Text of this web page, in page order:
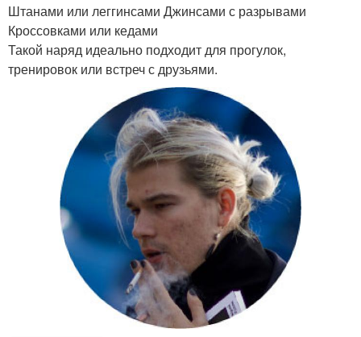
Штанами или леггинсами Джинсами с разрывами
Кроссовками или кедами
Такой наряд идеально подходит для прогулок,
тренировок или встреч с друзьями.